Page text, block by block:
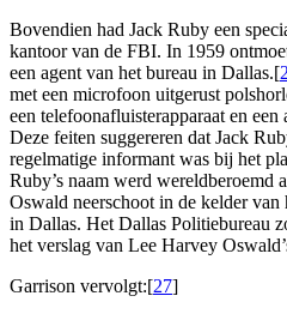
Bovendien had Jack Ruby een
kantoor van de FBI. In 1959
een agent van het bureau in Dallas.[
met een microfoon uitgerust
een telefoonafluisterapparaat en
Deze feiten suggereren dat Jack
regelmatige informant was bij het
Ruby’s naam werd wereldberoemd
Oswald neerschoot in de kelder
in Dallas. Het Dallas Politiebureau
het verslag van Lee Harvey
Garrison vervolgt:[27]